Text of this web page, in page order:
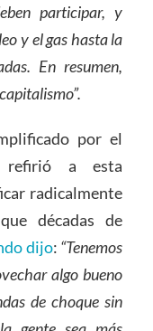
participar, y
y el gas hasta la
En resumen,
por el
refirió a esta
radicalmente
décadas de
dijo: “Tenemos
algo bueno
de choque sin